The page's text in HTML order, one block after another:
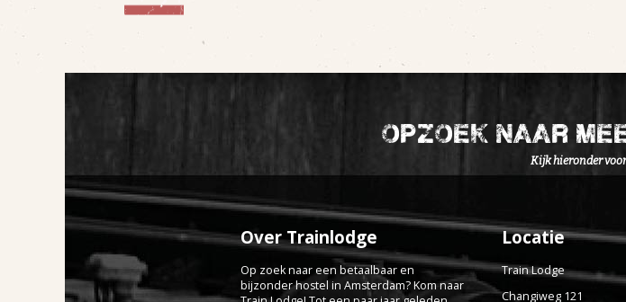
opzoek naar
Kijk hieronder
Over Trainlodge
Op zoek naar een betaalbaar en
bijzonder hostel in Amsterdam? Kom naar
Locatie
Train Lodge
Changiweg 121